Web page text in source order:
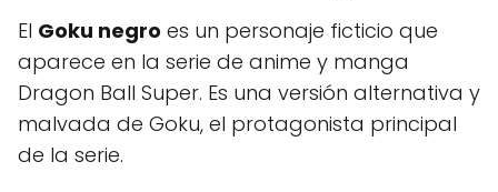
El Goku negro es un personaje ficticio que
aparece en la serie de anime y manga
Dragon Ball Super. Es una versión alternativa y
malvada de Goku, el protagonista principal
de la serie.